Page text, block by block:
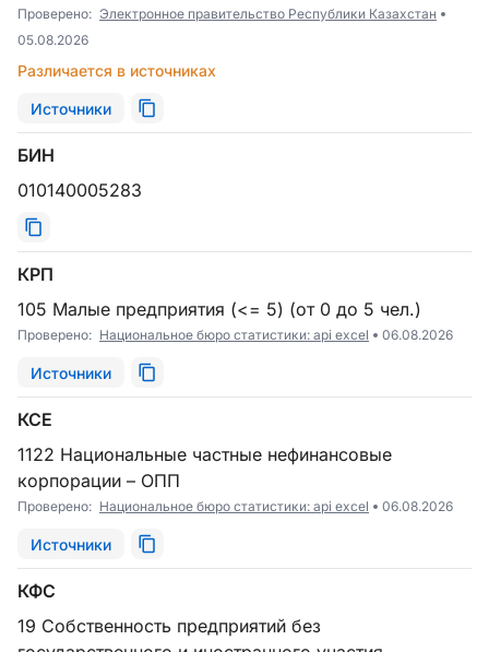
Проверено: Электронное правительство Республики Казахстан
05.08.2026
Различается в источниках
Источники
БИН
010140005283
КРП
105 Малые предприятия (<= 5) (от 0 до 5 чел.)
Проверено: Национальное бюро статистики: api excel 06.08.2026
Источники
КСЕ
1122 Национальные частные нефинансовые
корпорации – ОПП
Проверено: Национальное бюро статистики: api excel 06.08.2026
Источники
КФС
19 Собственность предприятий без